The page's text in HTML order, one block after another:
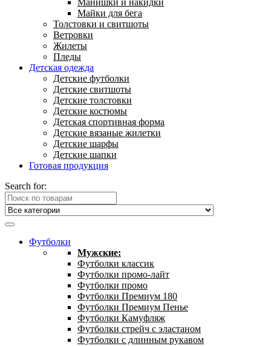
Майки для бега
Толстовки и свитшоты
Ветровки
Жилеты
Пледы
Детская одежда
Детские футболки
Детские свитшоты
Детские толстовки
Детские костюмы
Детская спортивная форма
Детские вязаные жилетки
Детские шарфы
Детские шапки
Готовая продукция
Search for:
Футболки
Мужские:
Футболки классик
Футболки промо-лайт
Футболки промо
Футболки Премиум 180
Футболки Премиум Пенье
Футболки Камуфляж
Футболки стрейч с эластаном
Футболки с длинным рукавом